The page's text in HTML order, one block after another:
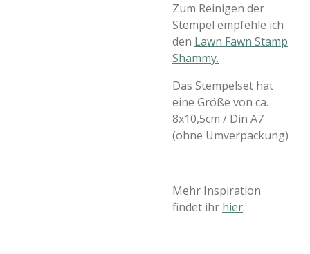
Zum Reinigen der
Stempel empfehle ich
den Lawn Fawn Stamp
Shammy.
Das Stempelset hat
eine Größe von ca.
8x10,5cm / Din A7
(ohne Umverpackung)
Mehr Inspiration
findet ihr hier.